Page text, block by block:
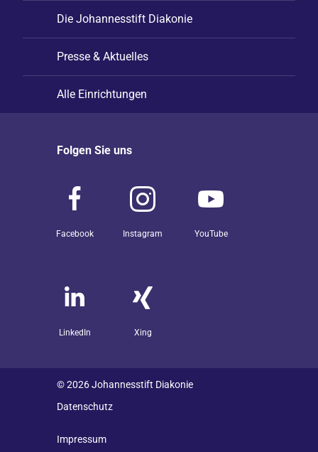
Die Johannesstift Diakonie
Presse & Aktuelles
Alle Einrichtungen
Folgen Sie uns
Facebook Instagram YouTube
LinkedIn Xing
© 2026 Johannesstift Diakonie
Datenschutz
Impressum